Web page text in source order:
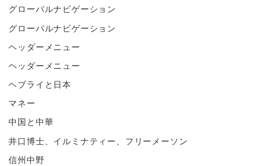
グローバルナビゲーション
グローバルナビゲーション
ヘッダーメニュー
ヘッダーメニュー
ヘブライと日本
マネー
中国と中華
井口博士、イルミナティー、フリーメーソン
信州中野